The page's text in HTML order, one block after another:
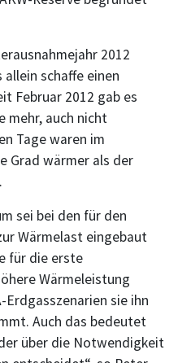
2012
schaffe einen
Februar 2012 gab es
mehr, auch nicht
Tage waren im
Grad wärmer als der
sei bei den für den
Wärmelast eingebaut
für die erste
Wärmeleistung
sie ihn
Auch das bedeutet
über die Notwendigkeit